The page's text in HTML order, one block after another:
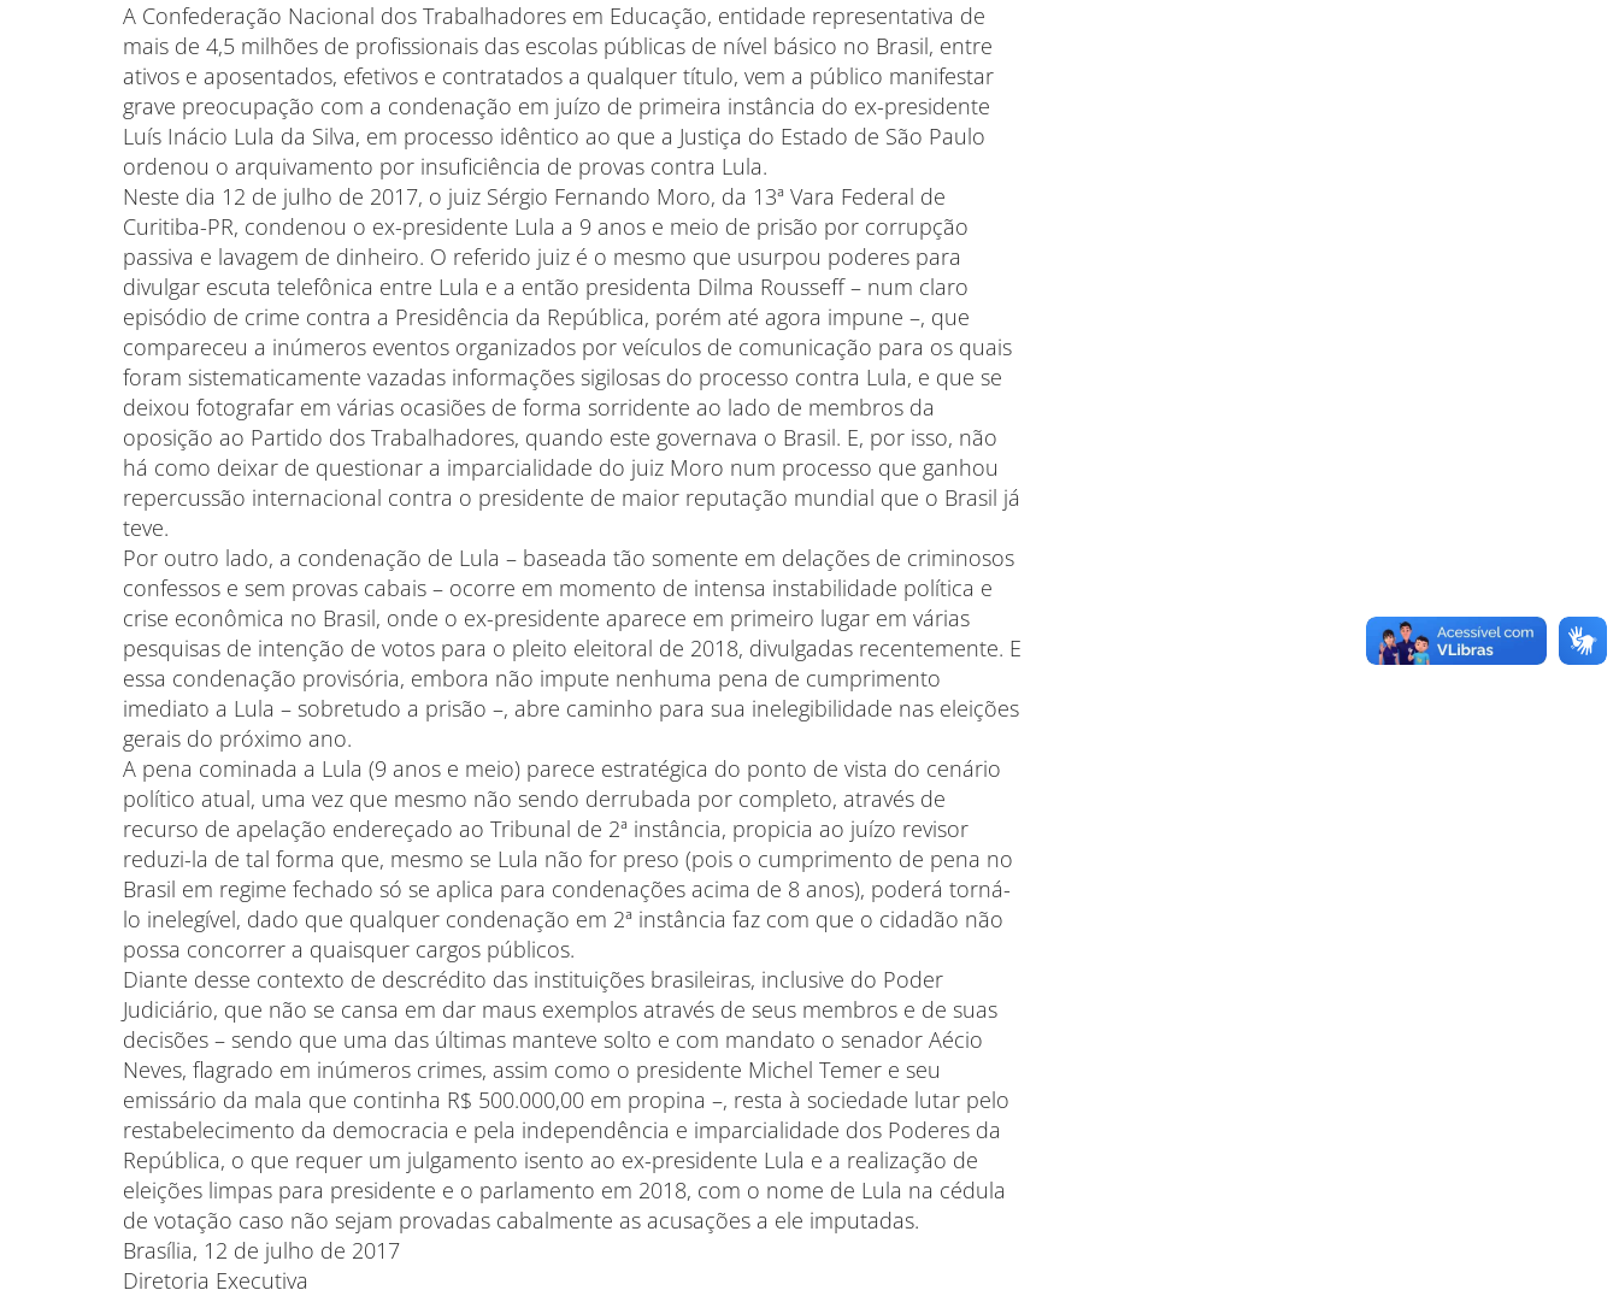
A Confederação Nacional dos Trabalhadores em Educação, entidade representativa de
mais de 4,5 milhões de profissionais das escolas públicas de nível básico no Brasil, entre
ativos e aposentados, efetivos e contratados a qualquer título, vem a público manifestar
grave preocupação com a condenação em juízo de primeira instância do ex-presidente
Luís Inácio Lula da Silva, em processo idêntico ao que a Justiça do Estado de São Paulo
ordenou o arquivamento por insuficiência de provas contra Lula.
Neste dia 12 de julho de 2017, o juiz Sérgio Fernando Moro, da 13ª Vara Federal de
Curitiba-PR, condenou o ex-presidente Lula a 9 anos e meio de prisão por corrupção
passiva e lavagem de dinheiro. O referido juiz é o mesmo que usurpou poderes para
divulgar escuta telefônica entre Lula e a então presidenta Dilma Rousseff – num claro
episódio de crime contra a Presidência da República, porém até agora impune –, que
compareceu a inúmeros eventos organizados por veículos de comunicação para os quais
foram sistematicamente vazadas informações sigilosas do processo contra Lula, e que se
deixou fotografar em várias ocasiões de forma sorridente ao lado de membros da
oposição ao Partido dos Trabalhadores, quando este governava o Brasil. E, por isso, não
há como deixar de questionar a imparcialidade do juiz Moro num processo que ganhou
repercussão internacional contra o presidente de maior reputação mundial que o Brasil já
teve.
Por outro lado, a condenação de Lula – baseada tão somente em delações de criminosos
confessos e sem provas cabais – ocorre em momento de intensa instabilidade política e
crise econômica no Brasil, onde o ex-presidente aparece em primeiro lugar em várias
pesquisas de intenção de votos para o pleito eleitoral de 2018, divulgadas recentemente. E
essa condenação provisória, embora não impute nenhuma pena de cumprimento
imediato a Lula – sobretudo a prisão –, abre caminho para sua inelegibilidade nas eleições
gerais do próximo ano.
A pena cominada a Lula (9 anos e meio) parece estratégica do ponto de vista do cenário
político atual, uma vez que mesmo não sendo derrubada por completo, através de
recurso de apelação endereçado ao Tribunal de 2ª instância, propicia ao juízo revisor
reduzi-la de tal forma que, mesmo se Lula não for preso (pois o cumprimento de pena no
Brasil em regime fechado só se aplica para condenações acima de 8 anos), poderá torná-
lo inelegível, dado que qualquer condenação em 2ª instância faz com que o cidadão não
possa concorrer a quaisquer cargos públicos.
Diante desse contexto de descrédito das instituições brasileiras, inclusive do Poder
Judiciário, que não se cansa em dar maus exemplos através de seus membros e de suas
decisões – sendo que uma das últimas manteve solto e com mandato o senador Aécio
Neves, flagrado em inúmeros crimes, assim como o presidente Michel Temer e seu
emissário da mala que continha R$ 500.000,00 em propina –, resta à sociedade lutar pelo
restabelecimento da democracia e pela independência e imparcialidade dos Poderes da
República, o que requer um julgamento isento ao ex-presidente Lula e a realização de
eleições limpas para presidente e o parlamento em 2018, com o nome de Lula na cédula
de votação caso não sejam provadas cabalmente as acusações a ele imputadas.
Brasília, 12 de julho de 2017
Diretoria Executiva